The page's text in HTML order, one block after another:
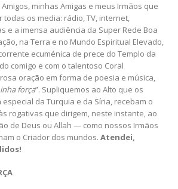
minhas Amigas e meus Irmãos que
os media: rádio, TV, internet,
e a imensa audiência da Super Rede Boa
na Terra e no Mundo Espiritual Elevado,
ecuménica de prece do Templo da
comigo e com o talentoso Coral
oração em forma de poesia e música,
força”. Supliquemos ao Alto que os
da Turquia e da Síria, recebam o
rogativas que dirigem, neste instante, ao
de Deus ou Allah — como nossos Irmãos
o Criador dos mundos. Atendei,